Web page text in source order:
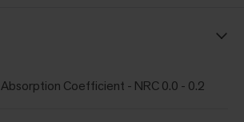
Absorption Coefficient - NRC 0.0 - 0.2